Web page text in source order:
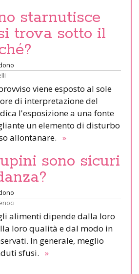
starnutisce
trova sotto il
viene esposto al sole
di interpretazione del
l'esposizione a una fonte
un elemento di disturbo
allontanare. »
sono sicuri
alimenti dipende dalla loro
loro qualità e dal modo in
In generale, meglio
sfusi. »